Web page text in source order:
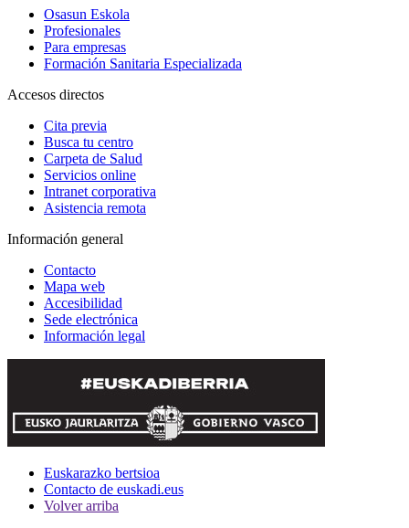
Osasun Eskola
Profesionales
Para empresas
Formación Sanitaria Especializada
Accesos directos
Cita previa
Busca tu centro
Carpeta de Salud
Servicios online
Intranet corporativa
Asistencia remota
Información general
Contacto
Mapa web
Accesibilidad
Sede electrónica
Información legal
Euskarazko bertsioa
Contacto de euskadi.eus
Volver arriba